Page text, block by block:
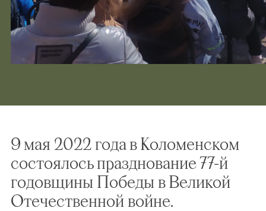
9 мая 2022 года в Коломенском
состоялось празднование 77-й
годовщины Победы в Великой
Отечественной войне.